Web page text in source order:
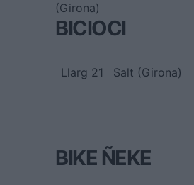
(Girona)
BICIOCI
Llarg 21 Salt (Girona)
BIKE ÑEKE